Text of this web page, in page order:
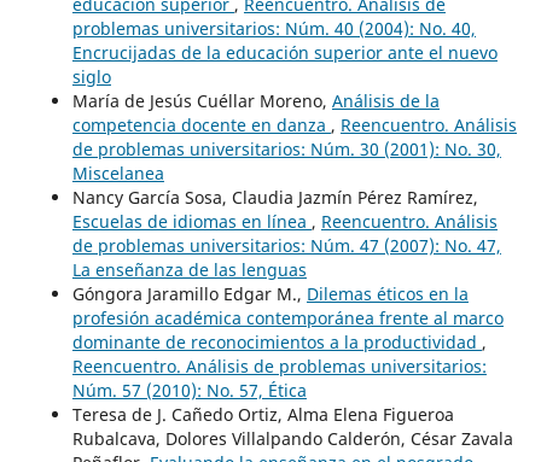
problemas universitarios: Núm. 40 (2004): No. 40,
Encrucijadas de la educación superior ante el nuevo
siglo
María de Jesús Cuéllar Moreno, Análisis de la
competencia docente en danza , Reencuentro. Análisis
de problemas universitarios: Núm. 30 (2001): No. 30,
Miscelanea
Nancy García Sosa, Claudia Jazmín Pérez Ramírez,
Escuelas de idiomas en línea , Reencuentro. Análisis
de problemas universitarios: Núm. 47 (2007): No. 47,
La enseñanza de las lenguas
Góngora Jaramillo Edgar M., Dilemas éticos en la
profesión académica contemporánea frente al marco
dominante de reconocimientos a la productividad ,
Reencuentro. Análisis de problemas universitarios:
Núm. 57 (2010): No. 57, Ética
Teresa de J. Cañedo Ortiz, Alma Elena Figueroa
Rubalcava, Dolores Villalpando Calderón, César Zavala